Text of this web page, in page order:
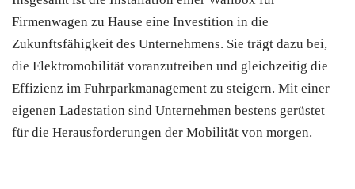
Firmenwagen zu Hause eine Investition in die
Zukunftsfähigkeit des Unternehmens. Sie trägt dazu bei,
die Elektromobilität voranzutreiben und gleichzeitig die
Effizienz im Fuhrparkmanagement zu steigern. Mit einer
eigenen Ladestation sind Unternehmen bestens gerüstet
für die Herausforderungen der Mobilität von morgen.